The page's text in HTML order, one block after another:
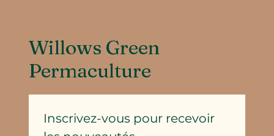
Willows Green
Permaculture
Inscrivez-vous pour recevoir